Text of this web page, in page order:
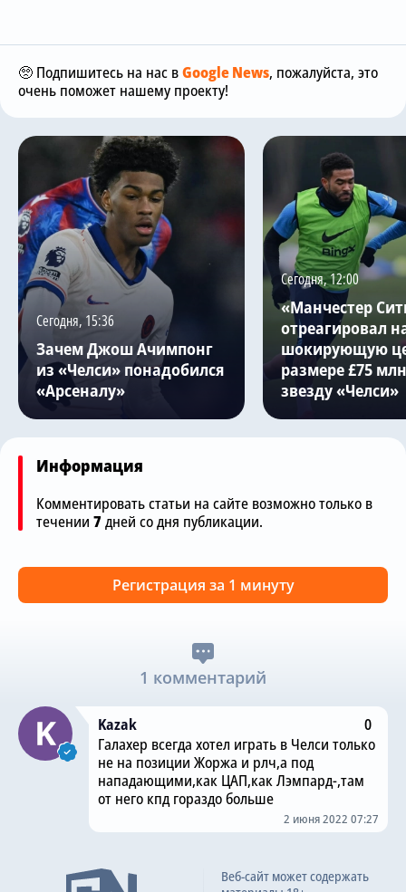
🥺 Подпишитесь на нас вGoogle News, пожалуйста, это
очень поможет нашему проекту!
Сегодня, 15:36
Зачем Джош Ачимпонг
из «Челси» понадобился
«Арсеналу»
Сегодня, 12:00
«Манчестер
отреагировал
шокирующую
размере £75
звезду «Челси»
Информация
Комментировать статьи на сайте возможно только в
течении 7дней со дня публикации.
Регистрация за 1 минуту
1 комментарий
Kazak
0
Галахер всегда хотел играть в Челси только
не на позиции Жоржа и рлч,а под
нападающими,как ЦАП,как Лэмпард-,там
от него кпд гораздо больше
2 июня 2022 07:27
Веб-сайт может содержать